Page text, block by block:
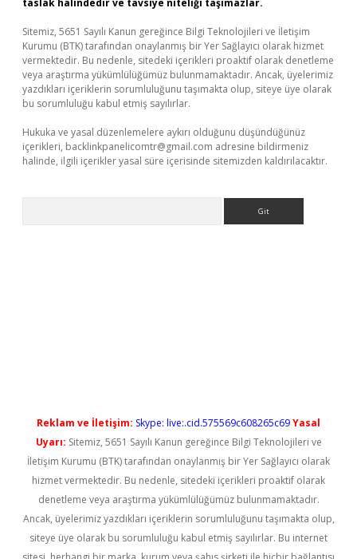
taslak halindedir ve tavsiye niteliği taşımazlar.
Sitemiz, 5651 Sayılı Kanun gereğince Bilgi Teknolojileri ve İletişim
Kurumu (BTK) tarafından onaylanmış bir Yer Sağlayıcı olarak hizmet
vermektedir. Bu nedenle, sitedeki içerikleri proaktif olarak denetleme
veya araştırma yükümlülüğümüz bulunmamaktadır. Ancak, üyelerimiz
yazdıkları içeriklerin sorumluluğunu taşımakta olup, siteye üye olarak
bu sorumluluğu kabul etmiş sayılırlar.
Hukuka ve yasal düzenlemelere aykırı olduğunu düşündüğünüz
içerikleri, backlinkpanelicomtr@gmail.com adresine bildirmeniz
halinde, ilgili içerikler yasal süre içerisinde sitemizden kaldırılacaktır.
Reklam ve İletişim: Skype: live:.cid.575569c608265c69Yasal
Uyarı: Sitemiz, 5651 Sayılı Kanun gereğince Bilgi Teknolojileri ve
İletişim Kurumu (BTK) tarafından onaylanmış bir Yer Sağlayıcı olarak
hizmet vermektedir. Bu nedenle, sitedeki içerikleri proaktif olarak
denetleme veya araştırma yükümlülüğümüz bulunmamaktadır.
Ancak, üyelerimiz yazdıkları içeriklerin sorumluluğunu taşımakta olup,
siteye üye olarak bu sorumluluğu kabul etmiş sayılırlar. Bu internet